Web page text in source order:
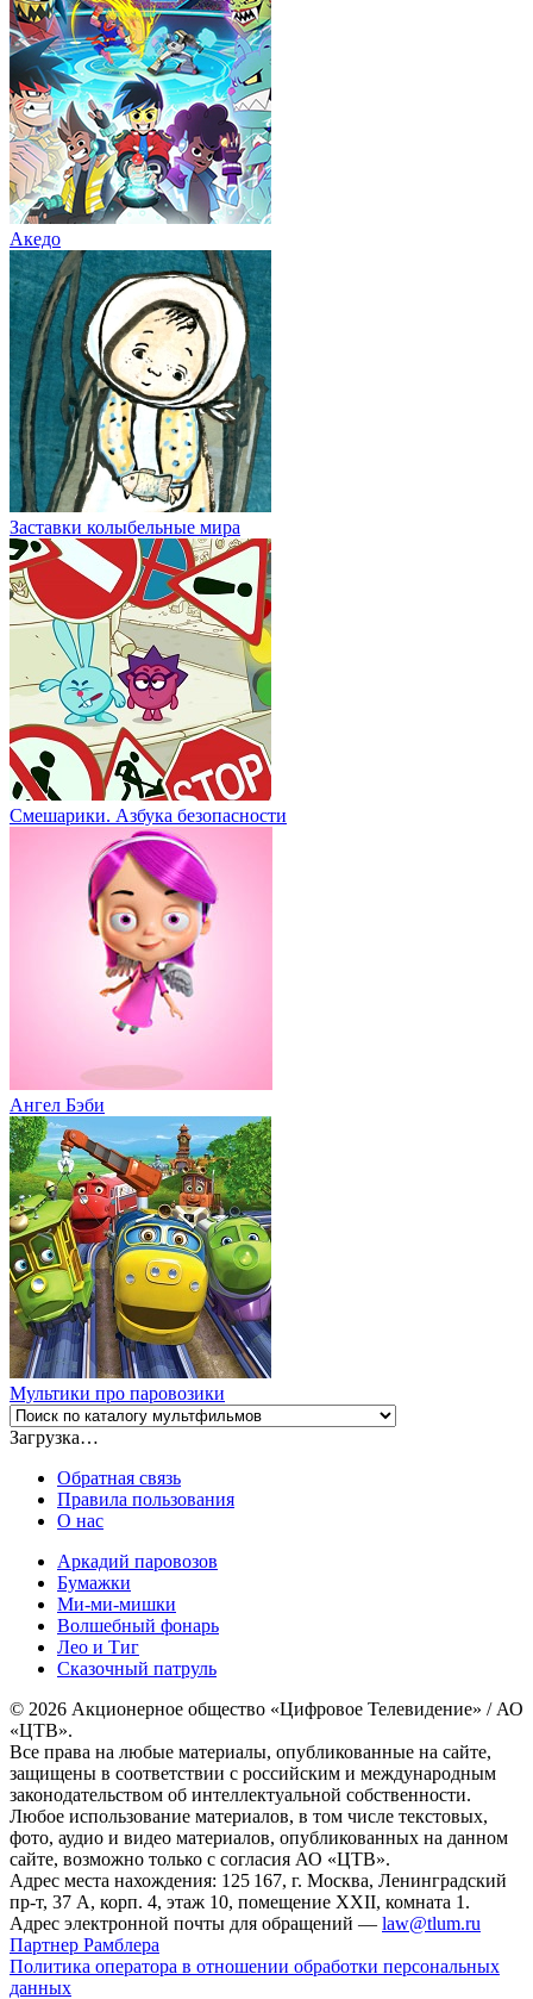
Акедо
Заставки колыбельные мира
Смешарики. Азбука безопасности
Ангел Бэби
Мультики про паровозики
Загрузка…
Обратная связь
Правила пользования
О нас
Аркадий паровозов
Бумажки
Ми-ми-мишки
Волшебный фонарь
Лео и Тиг
Сказочный патруль
© 2026 Акционерное общество «Цифровое Телевидение» / АО
«ЦТВ».
Все права на любые материалы, опубликованные на сайте,
защищены в соответствии с российским и международным
законодательством об интеллектуальной собственности.
Любое использование материалов, в том числе текстовых,
фото, аудио и видео материалов, опубликованных на данном
сайте, возможно только с согласия АО «ЦТВ».
Адрес места нахождения: 125 167, г. Москва, Ленинградский
пр-т, 37 А, корп. 4, этаж 10, помещение XXII, комната 1.
Адрес электронной почты для обращений — law@tlum.ru
Партнер Рамблера
Политика оператора в отношении обработки персональных
данных